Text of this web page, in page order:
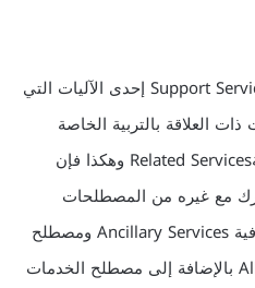
تعتبر الخدمات المساندة Support Services إحدى الآليات التي
العلاقة بالتربية الخاصة
والمصطلح عليها باللغة الإنجليزيةRelated Services وهكذا فإن
مع غيره من المصطلحات
الأخرى كمصطلح الخدمات الإضافية Ancillary Services ومصطلح
الخدمات المشتركةAlled Services بالإضافة إلى مصطلح الخدمات